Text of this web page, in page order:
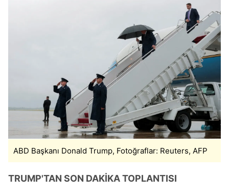
ABD Başkanı Donald Trump, Fotoğraflar: Reuters, AFP
TRUMP'TAN SON DAKİKA TOPLANTISI